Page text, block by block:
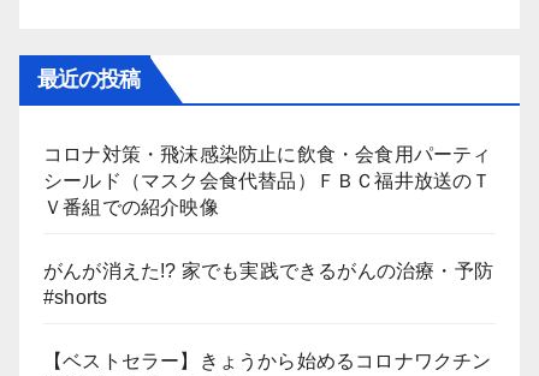
最近の投稿
コロナ対策・飛沫感染防止に飲食・会食用パーティ
シールド（マスク会食代替品）ＦＢＣ福井放送のＴ
Ｖ番組での紹介映像
がんが消えた!? 家でも実践できるがんの治療・予防
#shorts
【ベストセラー】きょうから始めるコロナワクチン